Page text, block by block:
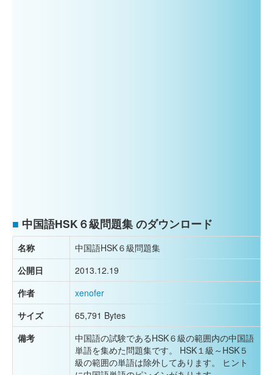
■ 中国語HSK６級問題集 のダウンロード
名称
中国語HSK６級問題集
公開日
2013.12.19
作者
xenofer
サイズ
65,791 Bytes
備考
中国語の試験であるHSK６級の範囲内の中国語
単語を集めた問題集です。 HSK１級～HSK５
級の範囲の単語は除外してあります。 ヒント